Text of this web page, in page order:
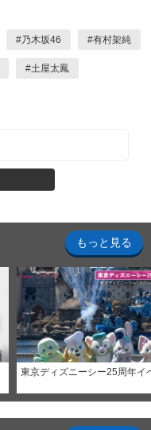
#乃木坂46 #有村架純
#土屋太鳳
もっと見る
東京ディズニーシー25周年イ